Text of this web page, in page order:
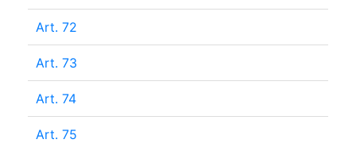
Art. 72
Art. 73
Art. 74
Art. 75